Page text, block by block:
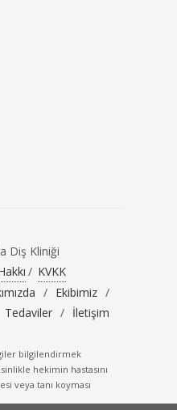
Diş Kliniği
/ KVKK
/ Ekibimiz /
Tedaviler / İletişim
bilgilendirmek
hekimin hastasını
veya tanı koyması